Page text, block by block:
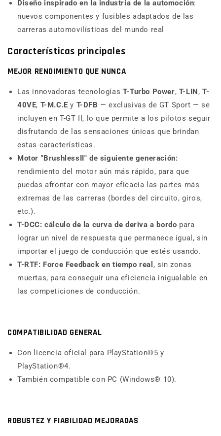
Diseño inspirado en la industria de la automoción:
nuevos componentes y fusibles adaptados de las
carreras automovilísticas del mundo real
Características principales
MEJOR RENDIMIENTO QUE NUNCA
Las innovadoras tecnologías T-Turbo Power, T-LIN,T-
40VE, T-M.C.E y T-DFB — exclusivas de GT Sport — se
incluyen en T-GT II, lo que permite a los pilotos seguir
disfrutando de las sensaciones únicas que brindan
estas características.
Motor "BrushlessII" de siguiente generación:
rendimiento del motor aún más rápido, para que
puedas afrontar con mayor eficacia las partes más
extremas de las carreras (bordes del circuito, giros,
etc.).
T-DCC: cálculo de la curva de deriva a bordo para
lograr un nivel de respuesta que permanece igual, sin
importar el juego de conducción que estés usando.
T-RTF: Force Feedback en tiempo real , sin zonas
muertas, para conseguir una eficiencia inigualable en
las competiciones de conducción.
COMPATIBILIDAD GENERAL
Con licencia oficial para PlayStation®5 y
PlayStation®4.
También compatible con PC (Windows® 10).
ROBUSTEZ Y FIABILIDAD MEJORADAS